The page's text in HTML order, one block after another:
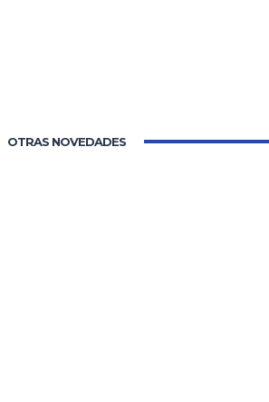
OTRAS NOVEDADES